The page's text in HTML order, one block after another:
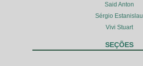
Said Anton
Sérgio Estanislau
Vivi Stuart
SEÇÕES